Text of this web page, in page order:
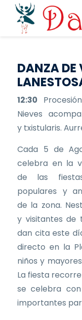
Pasar al contenido
DANZA
12:30
Nieves
y txistularis.
Cada 5 de
celebra en la
de las
populares y
de la zona.
y visitantes de
dan cita este
directo en la
niños y
La fiesta
se celebra
importantes